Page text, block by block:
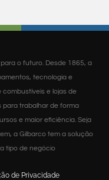
o futuro. Desde 1865, a
tecnologia e
e lojas de
para trabalhar de forma
e maior eficiência. Seja
a Gilbarco tem a solução
tipo de negócio
de Privacidade